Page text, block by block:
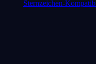
Sternzeichen-